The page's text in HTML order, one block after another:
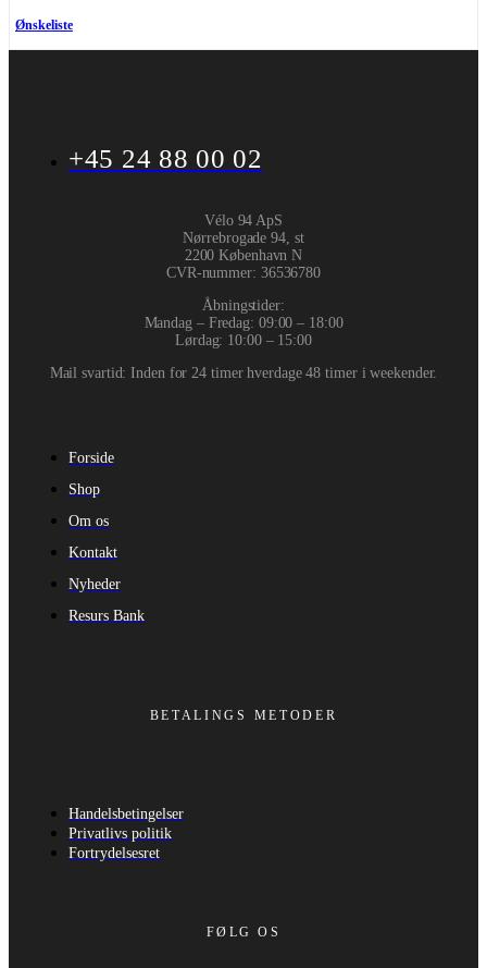
Ønskeliste
+45 24 88 00 02
Vélo 94 ApS
Nørrebrogade 94, st
2200 København N
CVR-nummer: 36536780
Åbningstider:
Mandag – Fredag: 09:00 – 18:00
Lørdag: 10:00 – 15:00
Mail svartid: Inden for 24 timer hverdage 48 timer i weekender.
Forside
Shop
Om os
Kontakt
Nyheder
Resurs Bank
BETALINGS METODER
Handelsbetingelser
Privatlivs politik
Fortrydelsesret
FØLG OS